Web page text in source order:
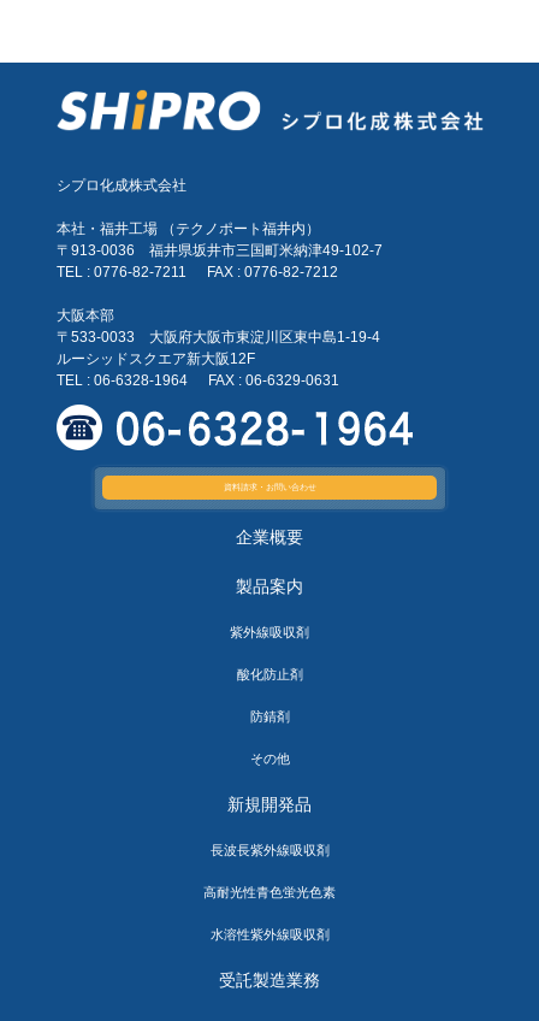
シプロ化成株式会社
本社・福井工場 （テクノポート福井内）
〒913-0036 福井県坂井市三国町米納津49-102-7
TEL : 0776-82-7211
FAX : 0776-82-7212
大阪本部
〒533-0033 大阪府大阪市東淀川区東中島1-19-4
ルーシッドスクエア新大阪12F
TEL : 06-6328-1964
FAX : 06-6329-0631
資料請求・お問い合わせ
企業概要
製品案内
紫外線吸収剤
酸化防止剤
防錆剤
その他
新規開発品
長波長紫外線吸収剤
高耐光性青色蛍光色素
水溶性紫外線吸収剤
受託製造業務